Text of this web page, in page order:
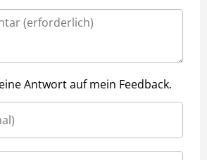
Antwort auf mein Feedback.